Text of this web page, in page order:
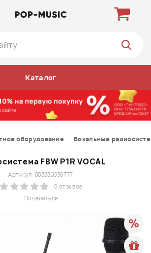
Каталог
оборудование Вокальные
FBW P1R VOCAL
Поделиться
Артикул: 888880036777
0 отзывов